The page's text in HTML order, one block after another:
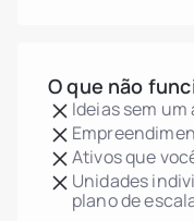
O que não
Ideias sem
Ativos que
Unidades
plano de